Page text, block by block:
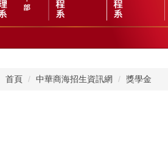
首頁 中華商海招生資訊網 獎學金